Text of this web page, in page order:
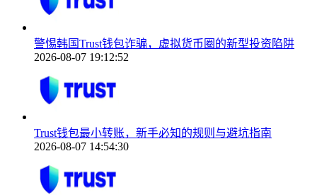
警惕韩国Trust钱包诈骗，虚拟货币圈的新型投资陷阱
2026-08-07 19:12:52
Trust钱包最小转账，新手必知的规则与避坑指南
2026-08-07 14:54:30